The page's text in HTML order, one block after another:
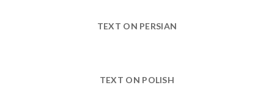
TEXT ON PERSIAN
TEXT ON POLISH